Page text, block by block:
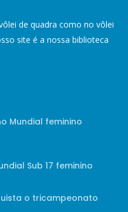
de quadra como no vôlei
site é a nossa biblioteca
Mundial feminino
Sub 17 feminino
o tricampeonato